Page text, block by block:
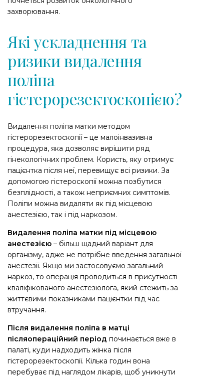
захворювання.
Які ускладнення та
ризики видалення
поліпа
гістерорезектоскопією?
Видалення поліпа матки методом
гістерорезектоскопії – це малоінвазивна
процедура, яка дозволяє вирішити ряд
гінекологічних проблем. Користь, яку отримує
пацієнтка після неї, перевищує всі ризики. За
допомогою гістероскопії можна позбутися
безплідності, а також неприємних симптомів.
Поліпи можна видаляти як під місцевою
анестезією, так і під наркозом.
Видалення поліпа матки під місцевою
анестезією – більш щадний варіант для
організму, адже не потрібне введення загальної
анестезії. Якщо ми застосовуємо загальний
наркоз, то операція проводиться в присутності
кваліфікованого анестезіолога, який стежить за
життєвими показниками пацієнтки під час
втручання.
Після видалення поліпа в матці
післяопераційний період починається вже в
палаті, куди надходить жінка після
гістерорезектоскопії. Кілька годин вона
перебуває під наглядом лікарів, щоб уникнути